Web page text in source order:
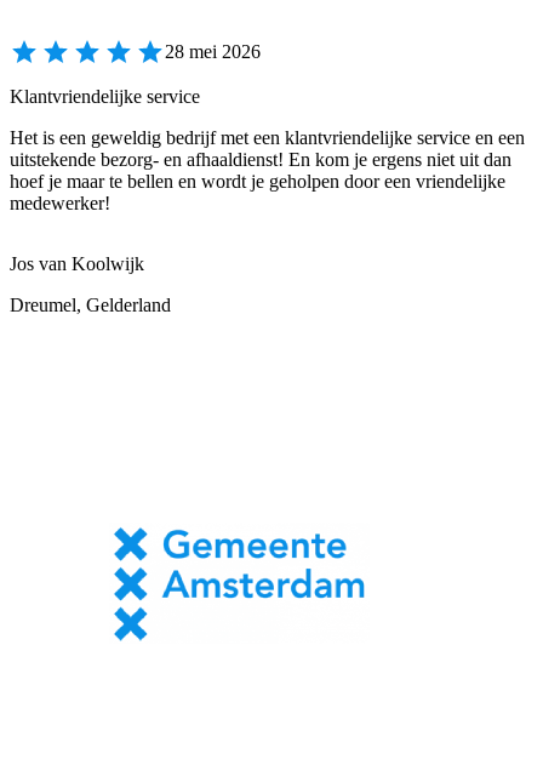
28 mei 2026
Klantvriendelijke service
Het is een geweldig bedrijf met een klantvriendelijke service en een
uitstekende bezorg- en afhaaldienst! En kom je ergens niet uit dan
hoef je maar te bellen en wordt je geholpen door een vriendelijke
medewerker!
Jos van Koolwijk
Dreumel, Gelderland